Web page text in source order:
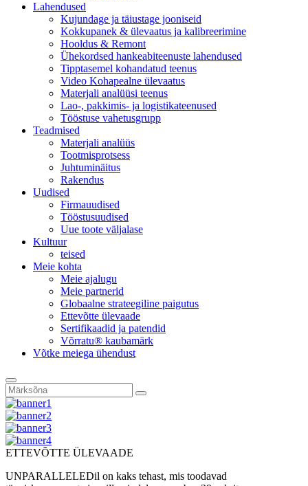
Lahendused
Kujundage ja täiustage jooniseid
Kokkupanek & ülevaatus ja kalibreerimine
Hooldus & Remont
Ühekordsed hankeabiteenuste lahendused
Tipptasemel kohandatud teenus
Video Kohapealne ülevaatus
Materjali analüüsi teenus
Lao-, pakkimis- ja logistikateenused
Tööstuse vahetusgrupp
Teadmised
Materjali analüüs
Tootmisprotsess
Juhtuminäitus
Rakendus
Uudised
Firmauudised
Tööstusuudised
Uue toote väljalase
Kultuur
teised
Meie kohta
Meie ajalugu
Meie partnerid
Globaalne strateegiline paigutus
Ettevõtte ülevaade
Sertifikaadid ja patendid
Võrratu® kaubamärk
Võtke meiega ühendust
ETTEVÕTTE ÜLEVAADE
UNPARALLELEDil on kaks tehast, mis toodavad